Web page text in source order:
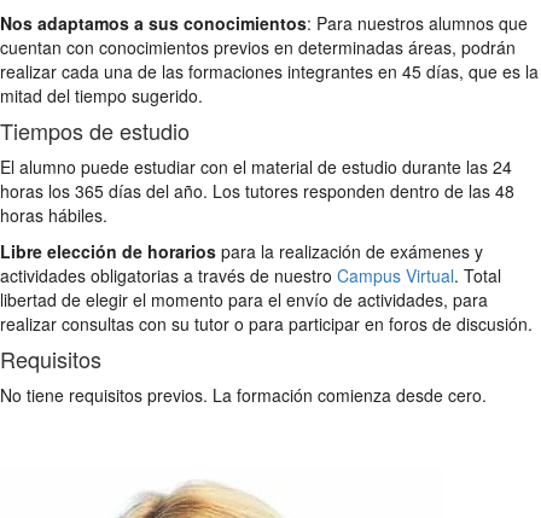
Nos adaptamos a sus conocimientos: Para nuestros alumnos que
cuentan con conocimientos previos en determinadas áreas, podrán
realizar cada una de las formaciones integrantes en 45 días, que es la
mitad del tiempo sugerido.
Tiempos de estudio
El alumno puede estudiar con el material de estudio durante las 24
horas los 365 días del año. Los tutores responden dentro de las 48
horas hábiles.
Libre elección de horarios para la realización de exámenes y
actividades obligatorias a través de nuestro Campus Virtual. Total
libertad de elegir el momento para el envío de actividades, para
realizar consultas con su tutor o para participar en foros de discusión.
Requisitos
No tiene requisitos previos. La formación comienza desde cero.